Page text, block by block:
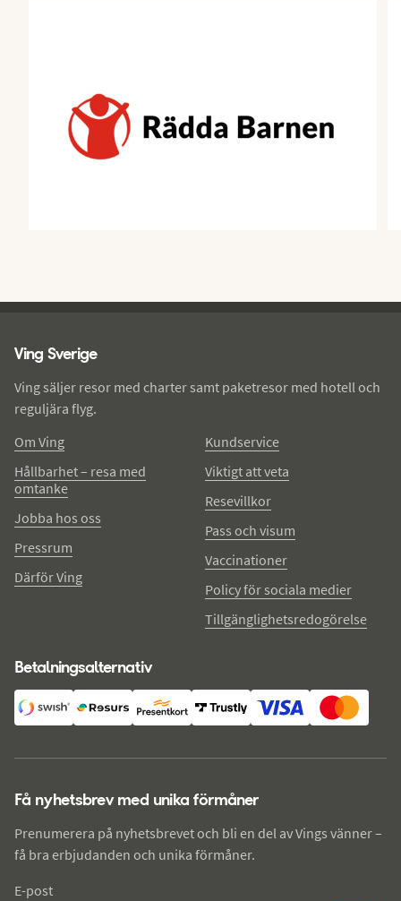
Ving Sverige
Ving säljer resor med charter samt paketresor med hotell och
reguljära flyg.
Om Ving
Hållbarhet – resa med
omtanke
Jobba hos oss
Pressrum
Därför Ving
Kundservice
Viktigt att veta
Resevillkor
Pass och visum
Vaccinationer
Policy för sociala medier
Tillgänglighetsredogörelse
Betalningsalternativ
Få nyhetsbrev med unika förmåner
Prenumerera på nyhetsbrevet och bli en del av Vings vänner –
få bra erbjudanden och unika förmåner.
E-post